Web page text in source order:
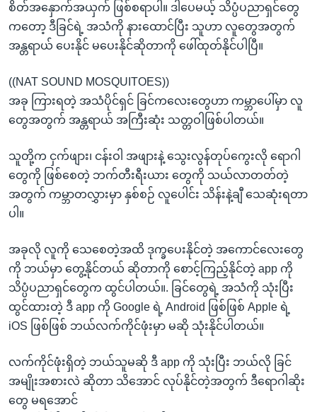
စိတ်အနှောက်အယှက် ဖြစ်စရာပါ။ ဒါပေမယ့် သိပ္ပံပညာရှင်တွေ
ကတော့ ဒီခြင်ရဲ့ အသံကို နားထောင်ပြီး သူဟာ လူတွေအတွက်
အန္တရာယ် ပေးနိုင် မပေးနိုင်ဆိုတာကို ဖေါ်ထုတ်နိုင်ပါပြီ။
((NAT SOUND MOSQUITOES))
အခု ကြားရတဲ့ အသံပိုင်ရှင် ခြင်ကလေးတွေဟာ ကမ္ဘာပေါ်မှာ လူ
တွေအတွက် အန္တရာယ် အကြီးဆုံး သတ္တဝါဖြစ်ပါတယ်။
သူတို့က ငှက်ဖျား၊ ငန်းဝါ အဖျားနဲ့ သွေးလွန်တုပ်ကွေးလို ရောဂါ
တွေကို ဖြစ်စေတဲ့ ဘက်တီးရီးယား တွေကို သယ်လာတတ်တဲ့
အတွက် ကမ္ဘာတလွှားမှာ နှစ်စဉ် လူပေါင်း သိန်းနဲ့ချီ သေဆုံးရတာ
ပါ။
အခုလို လူကို သေစေတဲ့အထိ ဒုက္ခပေးနိုင်တဲ့ အကောင်လေးတွေ
ကို ဘယ်မှာ တွေ့နိုင်တယ် ဆိုတာကို စောင့်ကြည့်နိုင်တဲ့ app ကို
သိပ္ပံပညာရှင်တွေက ထွင်ပါတယ်။. ခြင်တွေရဲ့ အသံကို သုံးပြီး
ထွင်ထားတဲ့ ဒီ app ကို Google ရဲ့ Android ဖြစ်ဖြစ် Apple ရဲ့
iOS ဖြစ်ဖြစ် ဘယ်လက်ကိုင်ဖုံးမှာ မဆို သုံးနိုင်ပါတယ်။
လက်ကိုင်ဖုံးရှိတဲ့ ဘယ်သူမဆို ဒီ app ကို သုံးပြီး ဘယ်လို ခြင်
အမျိုးအစားလဲ ဆိုတာ သိအောင် လုပ်နိုင်တဲ့အတွက် ဒီရောဂါဆိုး
တွေ မရအောင်